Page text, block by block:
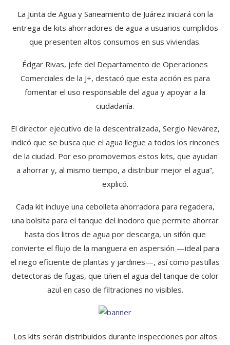
La Junta de Agua y Saneamiento de Juárez iniciará con la
entrega de kits ahorradores de agua a usuarios cumplidos
que presenten altos consumos en sus viviendas.
Édgar Rivas, jefe del Departamento de Operaciones
Comerciales de la J+, destacó que esta acción es para
fomentar el uso responsable del agua y apoyar a la
ciudadanía.
El director ejecutivo de la descentralizada, Sergio Nevárez,
indicó que se busca que el agua llegue a todos los rincones
de la ciudad. Por eso promovemos estos kits, que ayudan
a ahorrar y, al mismo tiempo, a distribuir mejor el agua”,
explicó.
Cada kit incluye una cebolleta ahorradora para regadera,
una bolsita para el tanque del inodoro que permite ahorrar
hasta dos litros de agua por descarga, un sifón que
convierte el flujo de la manguera en aspersión —ideal para
el riego eficiente de plantas y jardines—, así como pastillas
detectoras de fugas, que tiñen el agua del tanque de color
azul en caso de filtraciones no visibles.
Los kits serán distribuidos durante inspecciones por altos